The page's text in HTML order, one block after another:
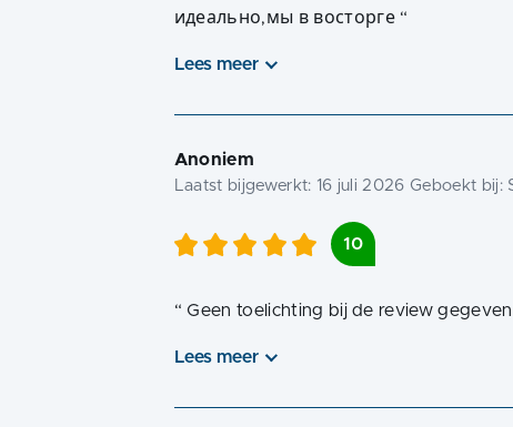
идеально,мы в восторге “
Lees meer
Anoniem
Laatst bijgewerkt: 16 juli 2026 Geboekt bij:
10
“ Geen toelichting bij de review gegeven
Lees meer